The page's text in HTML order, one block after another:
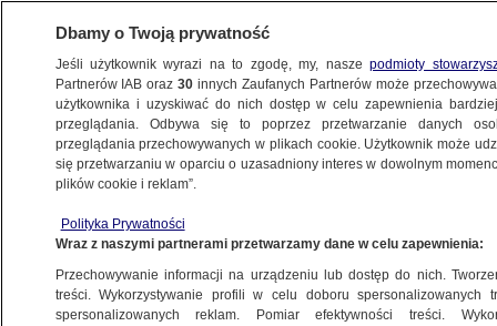
POLSKA
Bralczyk: chętnie bym miał taką "essę"
8.12.2022, 19:17
Dbamy o Twoją prywatność
Jeśli użytkownik wyrazi na to zgodę, my, naszepodmioty
Partnerów IAB oraz30 innych Zaufanych Partnerów może
użytkownika i uzyskiwać do nich dostęp w celu zapewnienia
przeglądania. Odbywa się to poprzez przetwarzanie danych
przeglądania przechowywanych w plikach cookie. Użytkownik może
się przetwarzaniu w oparciu o uzasadniony interes w dowolnym
plików cookie i reklam”.
Polityka Prywatności
Wraz z naszymi partnerami przetwarzamy dane w celu zapewnienia:
Przechowywanie informacji na urządzeniu lub dostęp do nich.
treści. Wykorzystywanie profili w celu doboru spersonalizowanych
spersonalizowanych reklam. Pomiar efektywności treści.